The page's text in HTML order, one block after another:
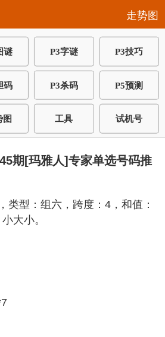
走势图
谜 P3字谜 P3技巧
码 P3杀码 P5预测
图 工具 试机号
期[玛雅人]专家单选号码推
类型：组六，跨度：4，和值：
大小。